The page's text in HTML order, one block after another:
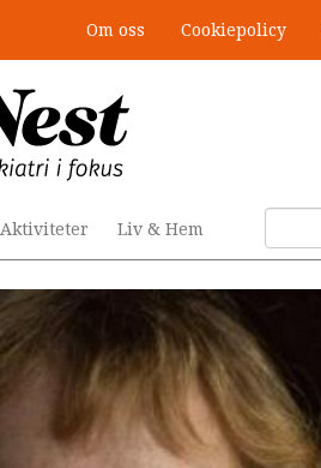
Om oss Cookiepolicy
Aktiviteter Liv & Hem